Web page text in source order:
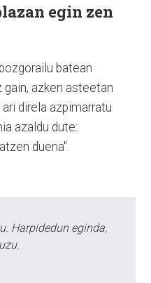
egin zen
batean
azken asteetan
direla azpimarratu
azaldu dute:
duena".
Harpidedun eginda,